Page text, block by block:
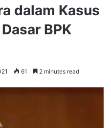
dalam Kasus
BPK
61 2 minutes read